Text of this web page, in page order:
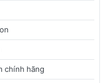
chính hãng